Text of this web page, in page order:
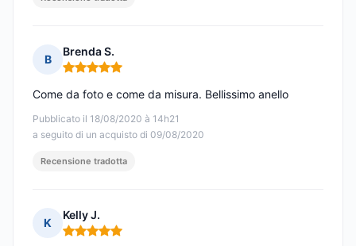
B
Brenda S.
Nota: 5 su 5
Pubblicato il 18/08/2020 à 14h21
a seguito di un acquisto di 09/08/2020
Come da foto e come da misura. Bellissimo anello
Recensione tradotta
K
Kelly J.
Nota: 5 su 5